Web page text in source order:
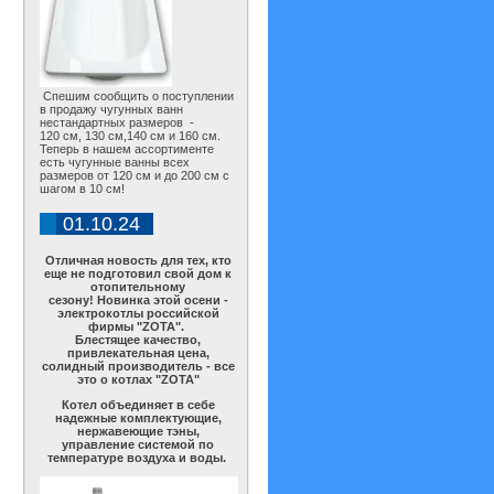
Спешим сообщить о поступлении
в продажу чугунных ванн
нестандартных размеров -
120 см, 130 см,140 см и 160 см.
Теперь в нашем ассортименте
есть чугунные ванны всех
размеров от 120 см и до 200 см с
шагом в 10 см!
01.10.24
Отличная новость для тех, кто
еще не подготовил свой дом к
отопительному
сезону! Новинка этой осени -
электрокотлы российской
фирмы "ZOTA".
Блестящее качество,
привлекательная цена,
солидный производитель - все
это о котлах "ZOTA"
Котел объединяет в себе
надежные комплектующие,
нержавеющие тэны,
управление системой по
температуре воздуха и воды.